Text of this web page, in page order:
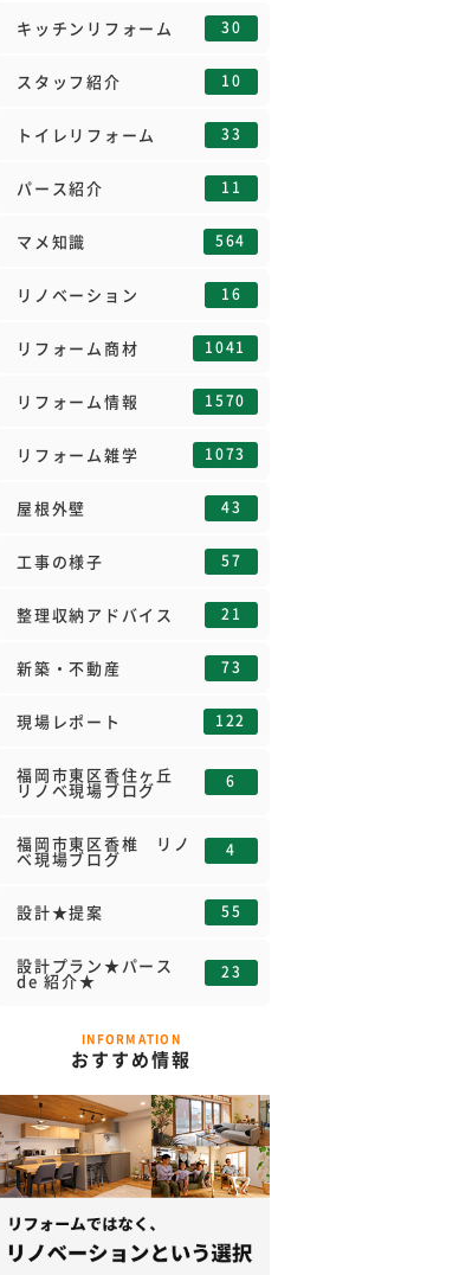
キッチンリフォーム 30
スタッフ紹介 10
トイレリフォーム 33
パース紹介 11
マメ知識 564
リノベーション 16
リフォーム商材 1041
リフォーム情報 1570
リフォーム雑学 1073
屋根外壁 43
工事の様子 57
整理収納アドバイス 21
新築・不動産 73
現場レポート 122
福岡市東区香住ヶ丘
リノベ現場ブログ 6
福岡市東区香椎 リノ
ベ現場ブログ 4
設計★提案 55
設計プラン★パース
de 紹介★ 23
INFORMATION
おすすめ情報